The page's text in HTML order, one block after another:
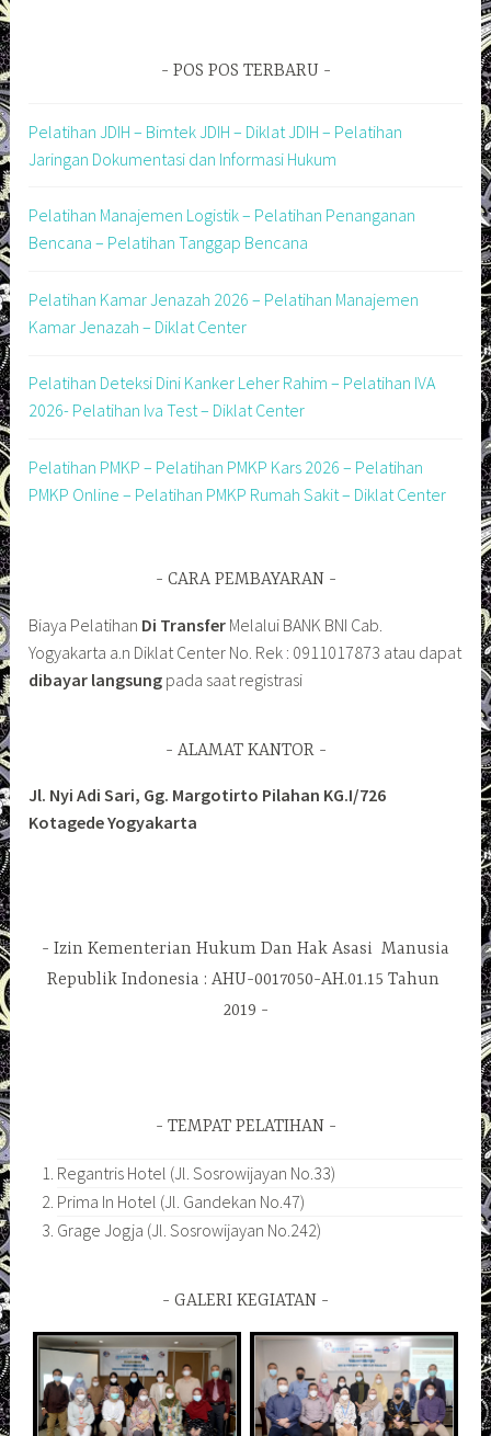
POS POS TERBARU
Pelatihan JDIH – Bimtek JDIH – Diklat JDIH – Pelatihan
Jaringan Dokumentasi dan Informasi Hukum
Pelatihan Manajemen Logistik – Pelatihan Penanganan
Bencana – Pelatihan Tanggap Bencana
Pelatihan Kamar Jenazah 2026 – Pelatihan Manajemen
Kamar Jenazah – Diklat Center
Pelatihan Deteksi Dini Kanker Leher Rahim – Pelatihan IVA
2026- Pelatihan Iva Test – Diklat Center
Pelatihan PMKP – Pelatihan PMKP Kars 2026 – Pelatihan
PMKP Online – Pelatihan PMKP Rumah Sakit – Diklat Center
CARA PEMBAYARAN
Biaya Pelatihan Di Transfer Melalui BANK BNI Cab.
Yogyakarta a.n Diklat Center No. Rek : 0911017873 atau dapat
dibayar langsung pada saat registrasi
ALAMAT KANTOR
Jl. Nyi Adi Sari, Gg. Margotirto Pilahan KG.I/726
Kotagede Yogyakarta
Izin Kementerian Hukum Dan Hak Asasi Manusia
Republik Indonesia : AHU-0017050-AH.01.15 Tahun
2019
TEMPAT PELATIHAN
Regantris Hotel (Jl. Sosrowijayan No.33)
Prima In Hotel (Jl. Gandekan No.47)
Grage Jogja (Jl. Sosrowijayan No.242)
GALERI KEGIATAN